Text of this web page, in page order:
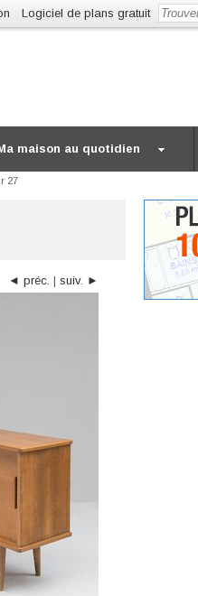
Logiciel de plans gratuit
maison au quotidien
27
◄ préc. | suiv. ►